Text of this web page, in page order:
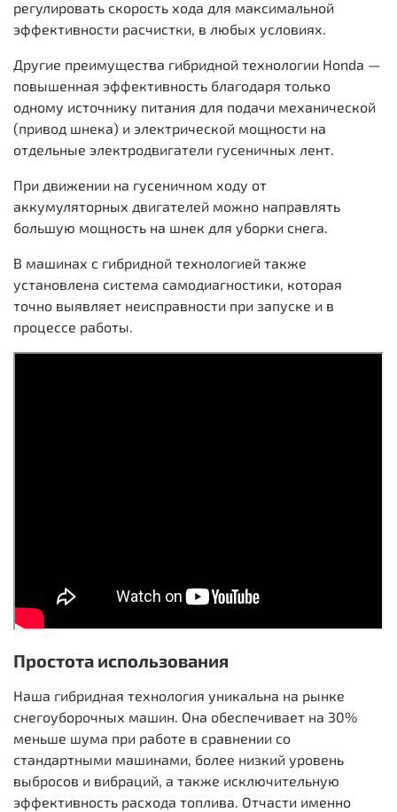
регулировать скорость хода для максимальной
эффективности расчистки, в любых условиях.
Другие преимущества гибридной технологии Honda —
повышенная эффективность благодаря только
одному источнику питания для подачи механической
(привод шнека) и электрической мощности на
отдельные электродвигатели гусеничных лент.
При движении на гусеничном ходу от
аккумуляторных двигателей можно направлять
большую мощность на шнек для уборки снега.
В машинах с гибридной технологией также
установлена система самодиагностики, которая
точно выявляет неисправности при запуске и в
процессе работы.
Простота использования
Наша гибридная технология уникальна на рынке
снегоуборочных машин. Она обеспечивает на 30%
меньше шума при работе в сравнении со
стандартными машинами, более низкий уровень
выбросов и вибраций, а также исключительную
эффективность расхода топлива. Отчасти именно